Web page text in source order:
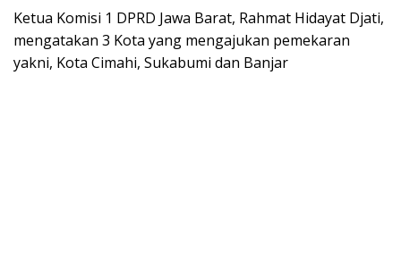
Ketua Komisi 1 DPRD Jawa Barat, Rahmat Hidayat Djati,
mengatakan 3 Kota yang mengajukan pemekaran
yakni, Kota Cimahi, Sukabumi dan Banjar